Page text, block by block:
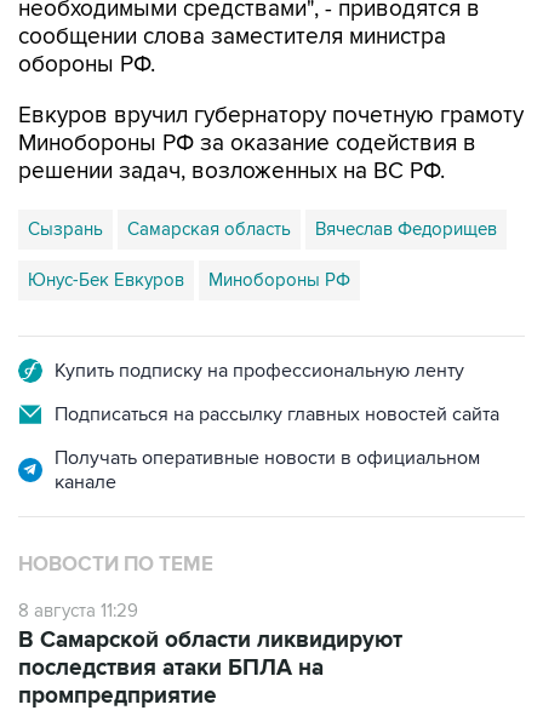
необходимыми средствами", - приводятся в
сообщении слова заместителя министра
обороны РФ.
Евкуров вручил губернатору почетную грамоту
Минобороны РФ за оказание содействия в
решении задач, возложенных на ВС РФ.
Сызрань Самарская область Вячеслав Федорищев
Юнус-Бек Евкуров Минобороны РФ
Купить подписку на профессиональную ленту
Подписаться на рассылку главных новостей сайта
Получать оперативные новости в официальном
канале
НОВОСТИ ПО ТЕМЕ
8 августа 11:29
В Самарской области ликвидируют
последствия атаки БПЛА на
промпредприятие